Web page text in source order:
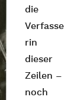
die
Verfasse
rin
dieser
Zeilen –
noch